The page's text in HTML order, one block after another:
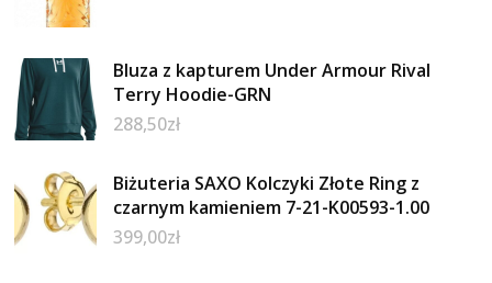
Bluza z kapturem Under Armour Rival
Terry Hoodie-GRN
288,50zł
Biżuteria SAXO Kolczyki Złote Ring z
czarnym kamieniem 7-21-K00593-1.00
399,00zł